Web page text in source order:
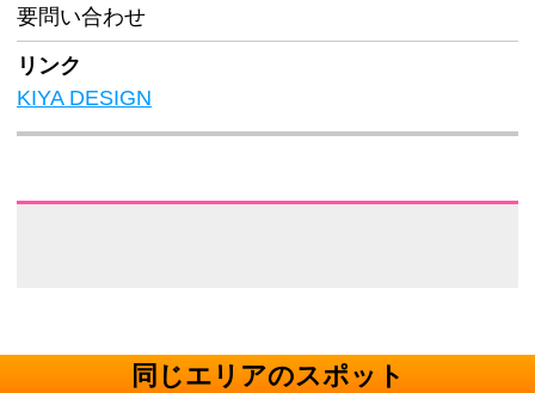
要問い合わせ
リンク
KIYA DESIGN
同じエリアのスポット